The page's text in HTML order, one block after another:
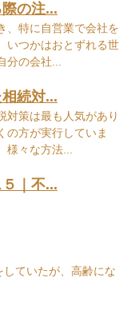
の注...
、特に自営業で会社を
いつかはおとずれる世
の会社...
続対...
対策は最も人気があり
の方が実行していま
々な方法...
｜不...
ていたが、高齢にな